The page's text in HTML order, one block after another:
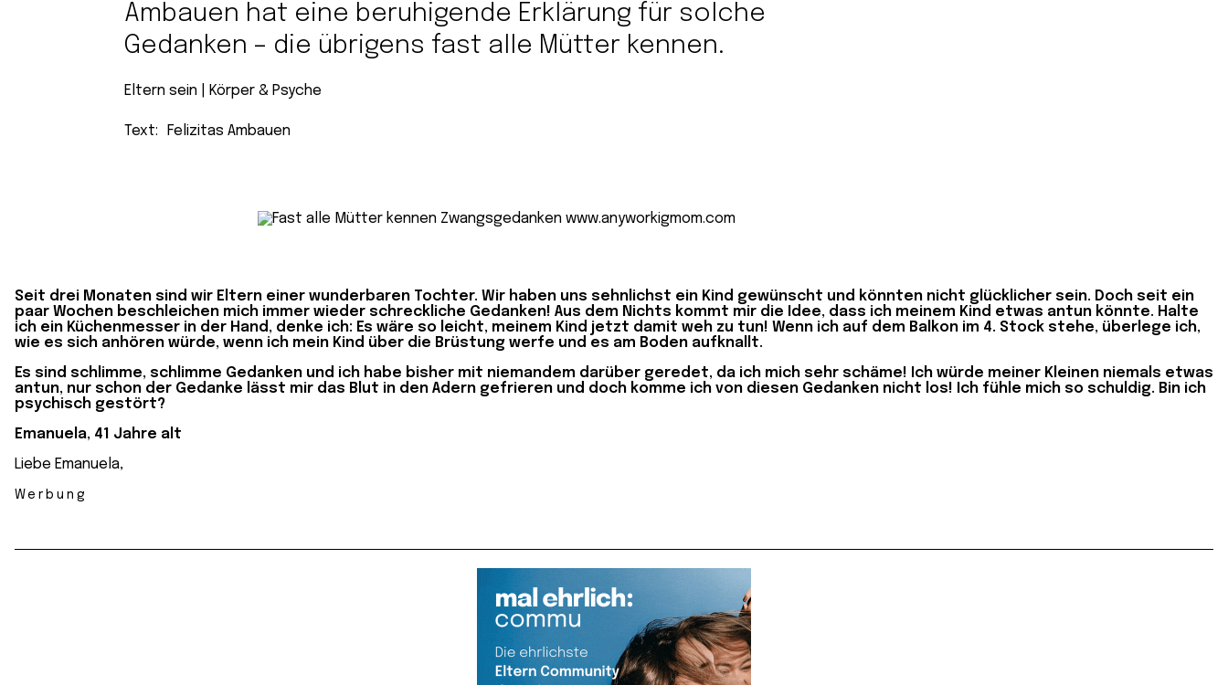
Ambauen hat eine beruhigende Erklärung für solche
Gedanken – die übrigens fast alle Mütter kennen.
Eltern sein Körper & Psyche
Text: Felizitas Ambauen
Seit drei Monaten sind wir Eltern einer wunderbaren Tochter. Wir haben uns sehnlichst ein Kind gewünscht und könnten nicht glücklicher sein. Doch seit ein
paar Wochen beschleichen mich immer wieder schreckliche Gedanken! Aus dem Nichts kommt mir die Idee, dass ich meinem Kind etwas antun könnte. Halte
ich ein Küchenmesser in der Hand, denke ich: Es wäre so leicht, meinem Kind jetzt damit weh zu tun! Wenn ich auf dem Balkon im 4. Stock stehe, überlege ich,
wie es sich anhören würde, wenn ich mein Kind über die Brüstung werfe und es am Boden aufknallt.
Es sind schlimme, schlimme Gedanken und ich habe bisher mit niemandem darüber geredet, da ich mich sehr schäme! Ich würde meiner Kleinen niemals etwas
antun, nur schon der Gedanke lässt mir das Blut in den Adern gefrieren und doch komme ich von diesen Gedanken nicht los! Ich fühle mich so schuldig. Bin ich
psychisch gestört?
Emanuela, 41 Jahre alt
Liebe Emanuela,
Werbung